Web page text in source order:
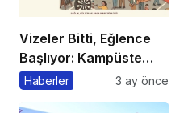
Vizeler Bitti, Eğlence
Başlıyor: Kampüste
Bahar Festivali
Haberler 3 ay önce